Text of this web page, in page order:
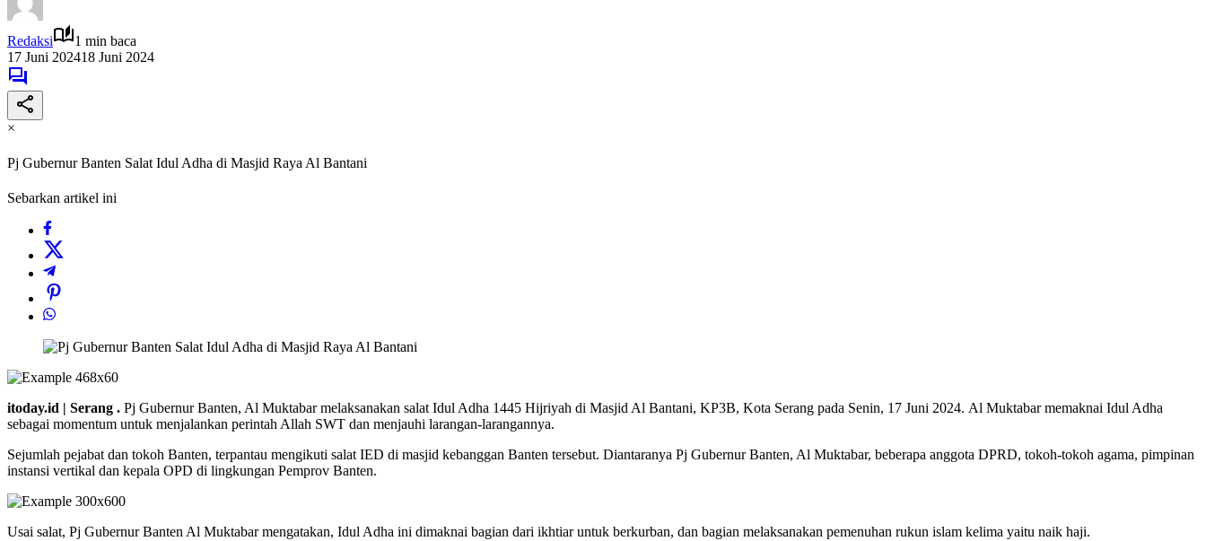
Redaksi
1 min baca
17 Juni 202418 Juni 2024
×
Pj Gubernur Banten Salat Idul Adha di Masjid Raya Al Bantani
Sebarkan artikel ini
itoday.id | Serang . Pj Gubernur Banten, Al Muktabar melaksanakan salat Idul Adha 1445 Hijriyah di Masjid Al Bantani, KP3B, Kota Serang pada Senin, 17 Juni 2024. Al Muktabar memaknai Idul Adha
sebagai momentum untuk menjalankan perintah Allah SWT dan menjauhi larangan-larangannya.
Sejumlah pejabat dan tokoh Banten, terpantau mengikuti salat IED di masjid kebanggan Banten tersebut. Diantaranya Pj Gubernur Banten, Al Muktabar, beberapa anggota DPRD, tokoh-tokoh agama, pimpinan
instansi vertikal dan kepala OPD di lingkungan Pemprov Banten.
Usai salat, Pj Gubernur Banten Al Muktabar mengatakan, Idul Adha ini dimaknai bagian dari ikhtiar untuk berkurban, dan bagian melaksanakan pemenuhan rukun islam kelima yaitu naik haji.